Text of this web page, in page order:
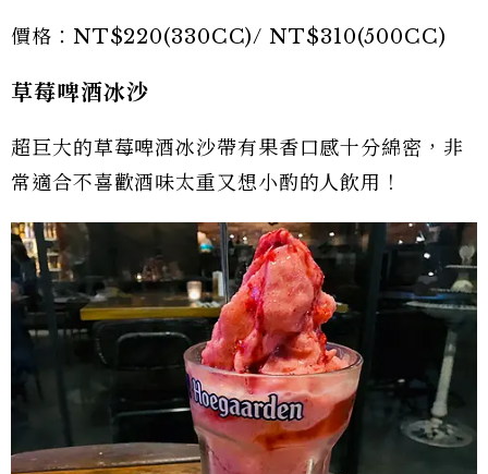
價格：NT$220(330CC)/ NT$310(500CC)
草莓啤酒冰沙
超巨大的草莓啤酒冰沙帶有果香口感十分綿密，非
常適合不喜歡酒味太重又想小酌的人飲用！